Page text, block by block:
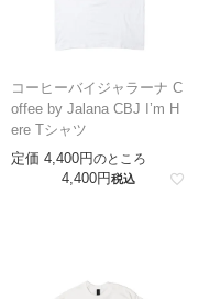
コーヒーバイジャラーナ C
offee by Jalana CBJ I’m H
ere Tシャツ
定価 4,400 のところ
4,400 税込